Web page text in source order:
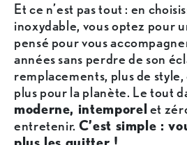
Et ce n’est pas tout : en
inoxydable, vous optez pour
pensé pour vous
années sans perdre de son
remplacements, plus de
plus pour la planète. Le tout
moderne, intemporelet
entretenir. C’est simple :